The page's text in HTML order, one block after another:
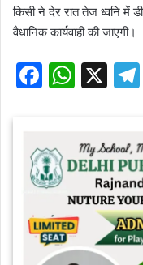
किसी ने देर रात तेज ध्वनि में
वैधानिक कार्यवाही की जाएगी।
F
e
b
o
k
W
s
A
p
p
X